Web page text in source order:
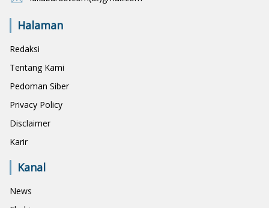
Halaman
Redaksi
Tentang Kami
Pedoman Siber
Privacy Policy
Disclaimer
Karir
Kanal
News